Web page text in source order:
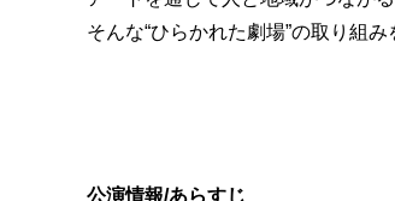
そんな“ひらかれた劇場”の取り組
公演情報/あらすじ